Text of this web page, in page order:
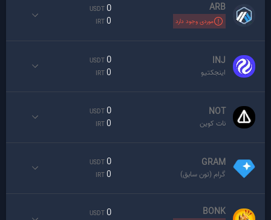
ARB
موردی وجود دارد
0
USDT
0
IRT
INJ
اینجکتیو
0
USDT
0
IRT
NOT
نات کوین
0
USDT
0
IRT
GRAM
گرام (تون سابق)
0
USDT
0
IRT
BONK
0
USDT